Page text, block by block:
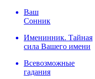
Ваш
Сонник
Именинник. Тайная
сила Вашего имени
Всевозможные
гадания